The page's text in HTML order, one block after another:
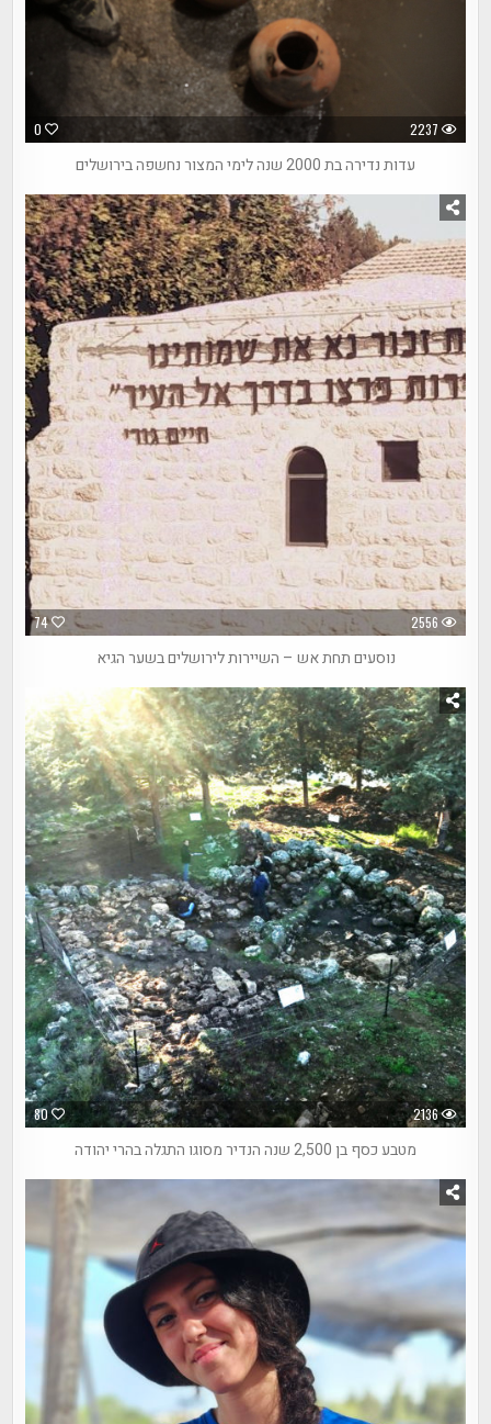
0 2237
עדות נדירה בת 2000 שנה לימי המצור נחשפה בירושלים
74 2556
נוסעים תחת אש – השיירות לירושלים בשער הגיא
80 2136
מטבע כסף בן 2,500 שנה הנדיר מסוגו התגלה בהרי יהודה